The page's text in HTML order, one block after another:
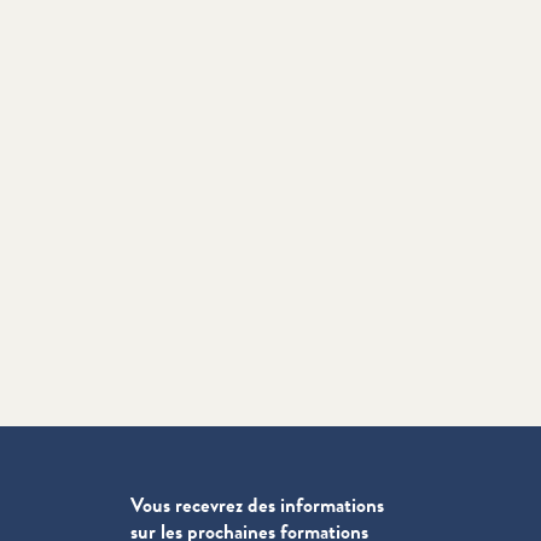
Vous recevrez des informations
sur les prochaines formations